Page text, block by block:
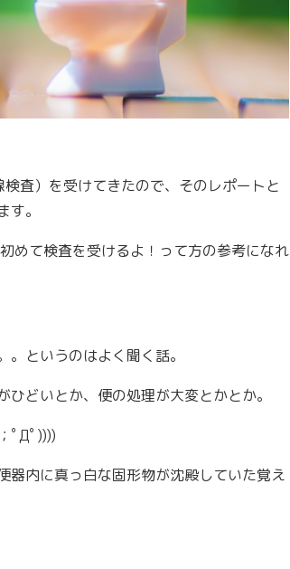
査）を受けてきたので、そのレポートと
。
めて検査を受けるよ！って方の参考になれ
というのはよく聞く話。
どいとか、便の処理が大変とかとか。
ﾟДﾟ))))
器内に真っ白な固形物が沈殿していた覚え